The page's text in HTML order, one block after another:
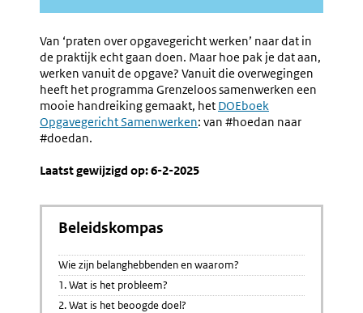
Van ‘praten over opgavegericht werken’ naar dat in
de praktijk echt gaan doen. Maar hoe pak je dat aan,
werken vanuit de opgave? Vanuit die overwegingen
heeft het programma Grenzeloos samenwerken een
mooie handreiking gemaakt, het Externe
link:
DOEboek
Opgavegericht Samenwerken: van #hoedan naar
#doedan.
Laatst gewijzigd op: 6-2-2025
Beleidskompas
Wie zijn belanghebbenden en waarom?
1. Wat is het probleem?
2. Wat is het beoogde doel?